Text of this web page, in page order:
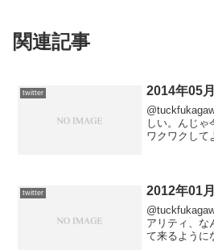
関連記事
twitter 2014年05
しい。んじゃ
ワクワクして
twitter 2012年01
アリティ、な
て来るように